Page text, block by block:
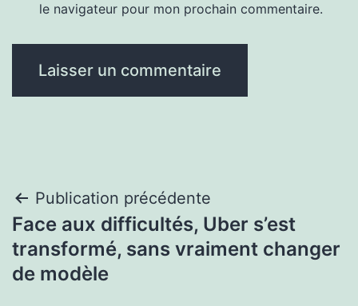
le navigateur pour mon prochain commentaire.
Navigation
de
l’article
Publication précédente
Face aux difficultés, Uber s’est
transformé, sans vraiment changer
de modèle